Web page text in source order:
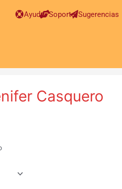
Ayuda Soporte Sugerencias
Casquero